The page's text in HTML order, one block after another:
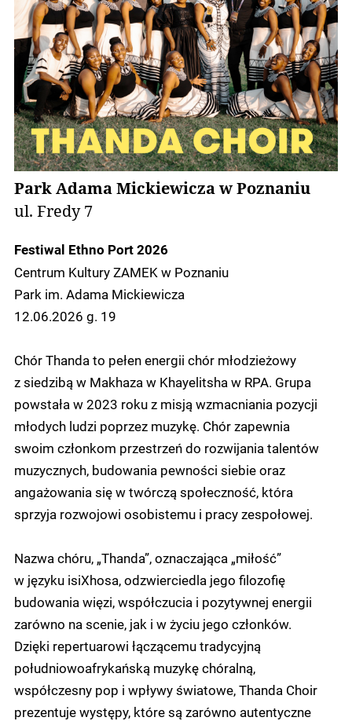
Park Adama Mickiewicza w Poznaniu
ul. Fredy 7
Festiwal Ethno Port 2026
Centrum Kultury ZAMEK w Poznaniu
Park im. Adama Mickiewicza
12.06.2026 g. 19
Chór Thanda to pełen energii chór młodzieżowy
z siedzibą w Makhaza w Khayelitsha w RPA. Grupa
powstała w 2023 roku z misją wzmacniania pozycji
młodych ludzi poprzez muzykę. Chór zapewnia
swoim członkom przestrzeń do rozwijania talentów
muzycznych, budowania pewności siebie oraz
angażowania się w twórczą społeczność, która
sprzyja rozwojowi osobistemu i pracy zespołowej.
Nazwa chóru, „Thanda”, oznaczająca „miłość”
w języku isiXhosa, odzwierciedla jego filozofię
budowania więzi, współczucia i pozytywnej energii
zarówno na scenie, jak i w życiu jego członków.
Dzięki repertuarowi łączącemu tradycyjną
południowoafrykańską muzykę chóralną,
współczesny pop i wpływy światowe, Thanda Choir
prezentuje występy, które są zarówno autentyczne